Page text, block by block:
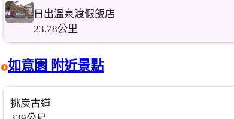
日出溫泉渡假飯店
23.78公里
如意園 附近景點
挑炭古道